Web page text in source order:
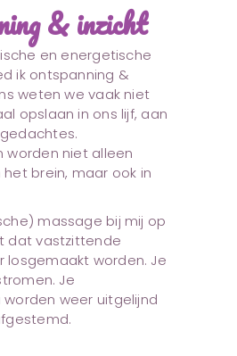
& inzicht
en energetische
ik ontspanning &
weten we vaak niet
opslaan in ons lijf, aan
worden niet alleen
brein, maar ook in
massage bij mij op
dat vastzittende
losgemaakt worden. Je
Je
weer uitgelijnd